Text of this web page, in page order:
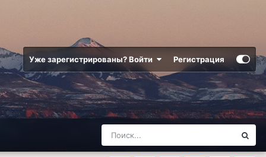
Уже зарегистрированы? Войти Регистрация